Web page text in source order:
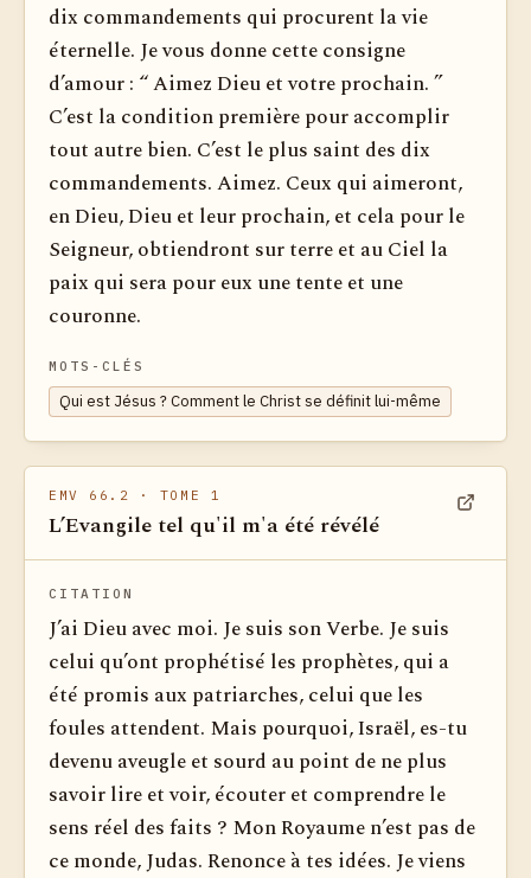
dix commandements qui procurent la vie
éternelle. Je vous donne cette consigne
d’amour : “ Aimez Dieu et votre prochain. ”
C’est la condition première pour accomplir
tout autre bien. C’est le plus saint des dix
commandements. Aimez. Ceux qui aimeront,
en Dieu, Dieu et leur prochain, et cela pour le
Seigneur, obtiendront sur terre et au Ciel la
paix qui sera pour eux une tente et une
couronne.
MOTS-CLÉS
Qui est Jésus ? Comment le Christ se définit lui-même
EMV 66.2 · TOME 1
L’Evangile tel qu'il m'a été révélé
CITATION
J’ai Dieu avec moi. Je suis son Verbe. Je suis
celui qu’ont prophétisé les prophètes, qui a
été promis aux patriarches, celui que les
foules attendent. Mais pourquoi, Israël, es-tu
devenu aveugle et sourd au point de ne plus
savoir lire et voir, écouter et comprendre le
sens réel des faits ? Mon Royaume n’est pas de
ce monde, Judas. Renonce à tes idées. Je viens